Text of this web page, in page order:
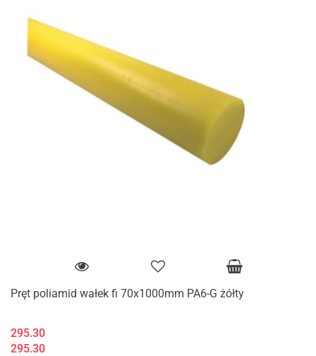
Pręt poliamid wałek fi 70x1000mm PA6-G żółty
295.30
295.30